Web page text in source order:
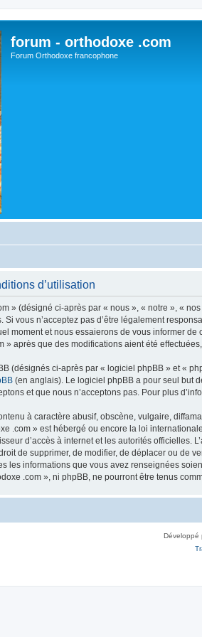
forum - orthodoxe .com
Forum Orthodoxe francophone
d’utilisation
» (désigné ci-après par « nous », « notre », «
vous n’acceptez pas d’être légalement
moment et nous essaierons de vous informer
» après que des modifications aient été
(désignés ci-après par « logiciel phpBB » et «
(en anglais). Le logiciel phpBB a pour seul but
et que nous n’acceptons pas. Pour plus
à caractère abusif, obscène, vulgaire,
.com » est hébergé ou encore la loi
d’accès à internet et les autorités officielles.
de supprimer, de modifier, de déplacer ou de
les informations que vous avez renseignées
.com », ni phpBB, ne pourront être tenus
Développé